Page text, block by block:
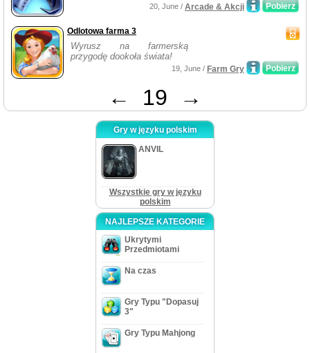
Pobierz
20, June / Arcade & Akcji
Odlotowa farma 3
Wyrusz na farmerską
przygodę dookoła świata!
Pobierz
19, June / Farm Gry
← 19 →
Gry w języku polskim
ANVIL
Wszystkie gry w języku
polskim
NAJLEPSZE KATEGORIE
Ukrytymi
Przedmiotami
Na czas
Gry Typu "Dopasuj
3"
Gry Typu Mahjong